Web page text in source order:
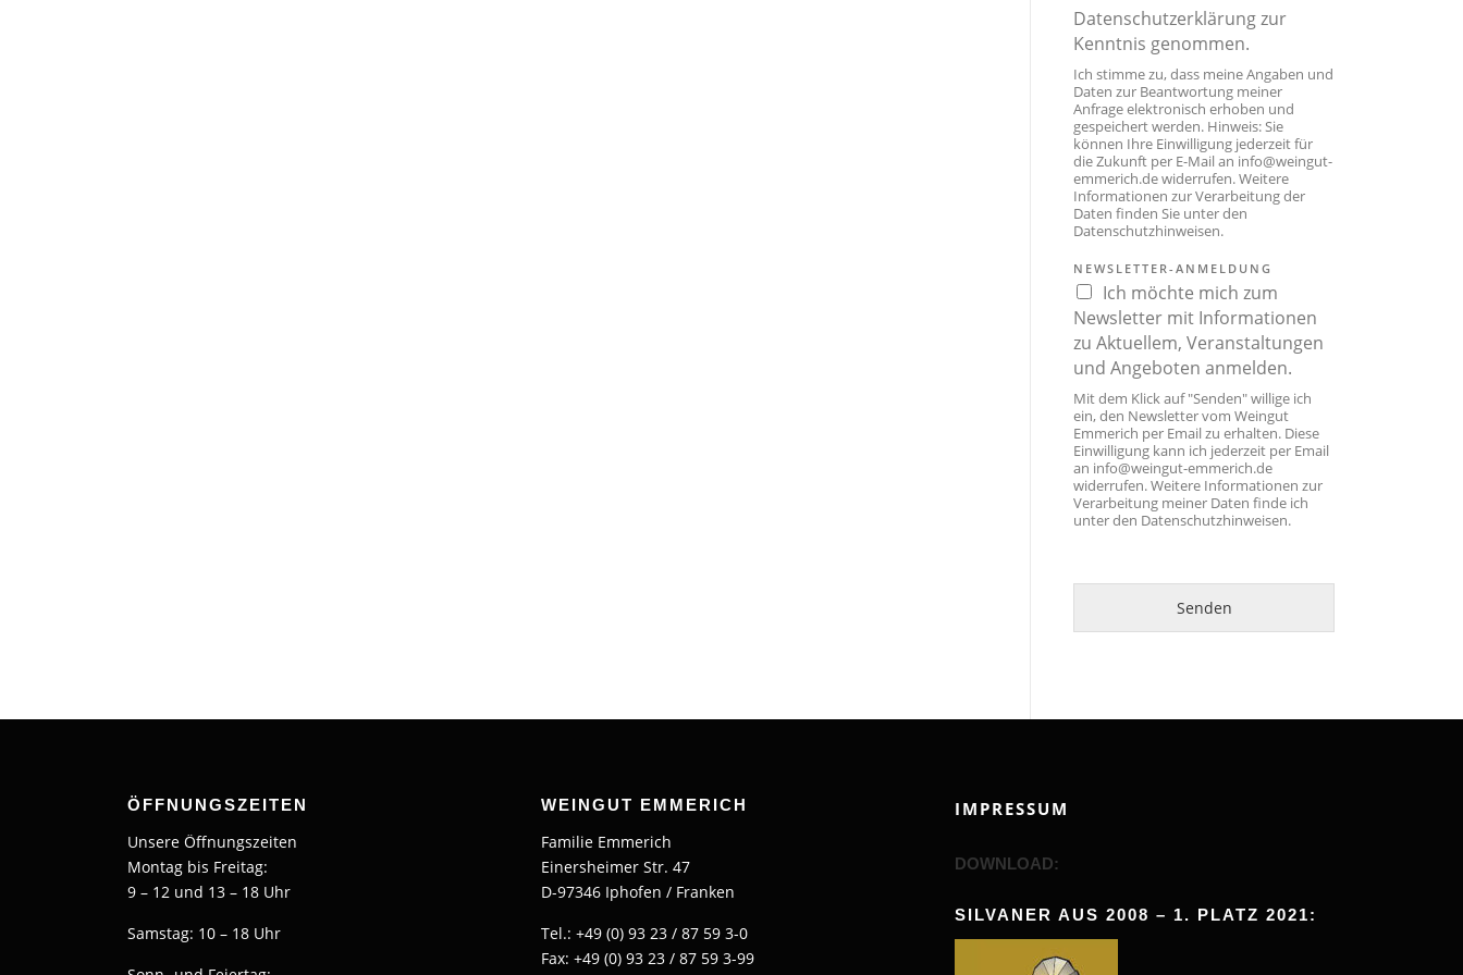
Datenschutzerklärung zur
Kenntnis genommen.
Ich stimme zu, dass meine Angaben und
Daten zur Beantwortung meiner
Anfrage elektronisch erhoben und
gespeichert werden. Hinweis: Sie
können Ihre Einwilligung jederzeit für
die Zukunft per E-Mail an info@weingut-
emmerich.dewiderrufen. Weitere
Informationen zur Verarbeitung der
Daten finden Sie unter den
Datenschutzhinweisen.
NEWSLETTER-ANMELDUNG
Ich möchte mich zum
Newsletter mit Informationen
zu Aktuellem, Veranstaltungen
und Angeboten anmelden.
Mit dem Klick auf "Senden" willige ich
ein, den Newsletter vom Weingut
Emmerich per Email zu erhalten. Diese
Einwilligung kann ich jederzeit per Email
an info@weingut-emmerich.de
widerrufen. Weitere Informationen zur
Verarbeitung meiner Daten finde ich
unter den Datenschutzhinweisen.
Senden
ÖFFNUNGSZEITEN
Unsere Öffnungszeiten
Montag bis Freitag:
9 – 12 und 13 – 18 Uhr
Samstag: 10 – 18 Uhr
WEINGUT EMMERICH
Familie Emmerich
Einersheimer Str. 47
D-97346 Iphofen / Franken
Tel.: +49 (0) 93 23 / 87 59 3-0
Fax: +49 (0) 93 23 / 87 59 3-99
IMPRESSUM
DOWNLOAD:
SILVANER AUS 2008 – 1. PLATZ 2021: